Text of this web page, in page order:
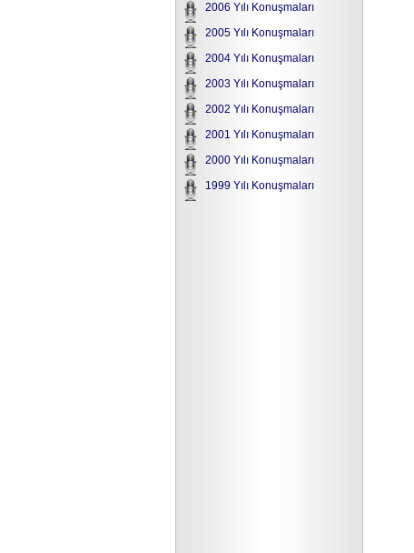
2006 Yılı Konuşmaları
2005 Yılı Konuşmaları
2004 Yılı Konuşmaları
2003 Yılı Konuşmaları
2002 Yılı Konuşmaları
2001 Yılı Konuşmaları
2000 Yılı Konuşmaları
1999 Yılı Konuşmaları